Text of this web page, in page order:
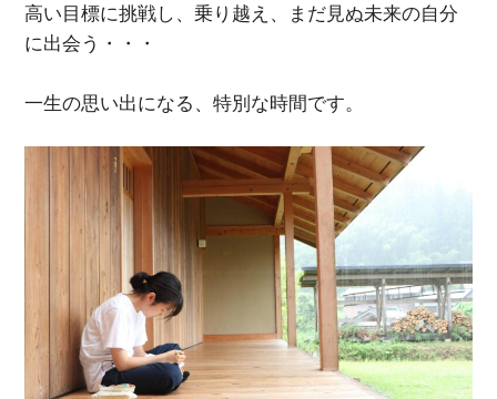
高い目標に挑戦し、乗り越え、まだ見ぬ未来の自分
に出会う・・・
一生の思い出になる、特別な時間です。